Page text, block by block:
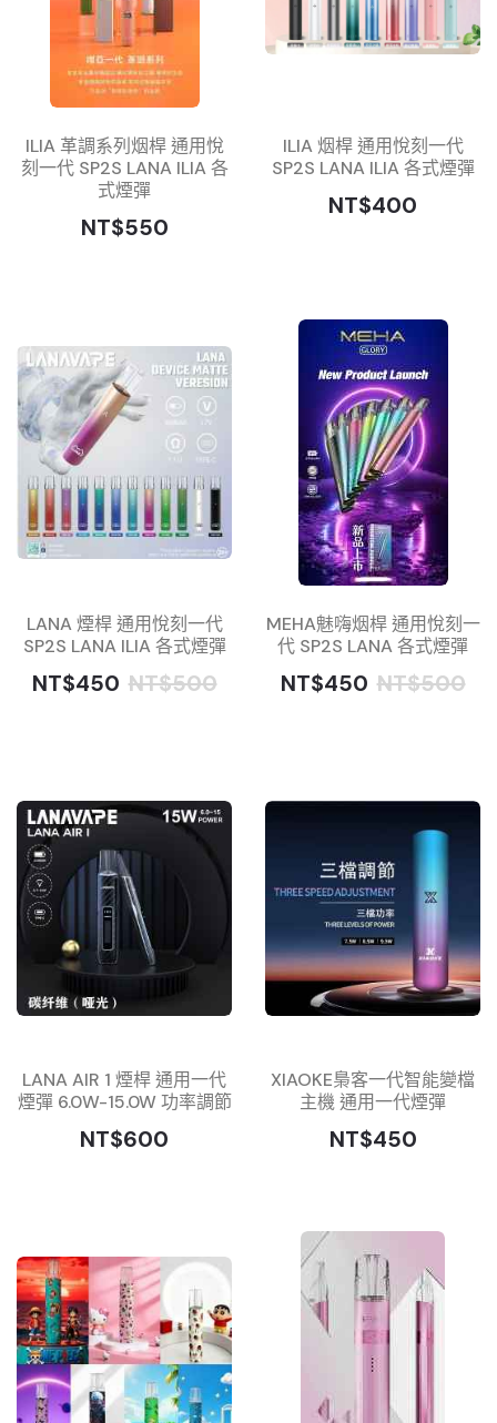
ILIA 革調系列烟桿 通用悅
刻一代 SP2S LANA ILIA 各
式煙彈
NT$550
ILIA 烟桿 通用悅刻一代
SP2S LANA ILIA 各式煙彈
NT$400
LANA 煙桿 通用悅刻一代
SP2S LANA ILIA 各式煙彈
NT$450 NT$500
MEHA魅嗨烟桿 通用悅刻一
代 SP2S LANA 各式煙彈
NT$450 NT$500
LANA AIR 1 煙桿 通用一代
煙彈 6.0W-15.0W 功率調節
NT$600
XIAOKE梟客一代智能變檔
主機 通用一代煙彈
NT$450